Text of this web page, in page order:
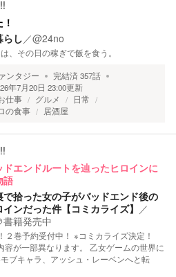
らし／@24no
、その日の稼ぎで飯を食う。
ンタジー 完結済357話
年7月20日 23:00更新
仕事 グルメ
日常
の食事 居酒屋
ドエンドルートを辿ったヒロインに
語
で拾った女の子がバッドエンド後の
ンだった件【コミカライズ】 ／
籍発売中
２巻予約受付中！ ※コミカライズ決定！
容が一部異なります。 乙女ゲームの世界に
ブキャラ、アッシュ・レーベンへと転